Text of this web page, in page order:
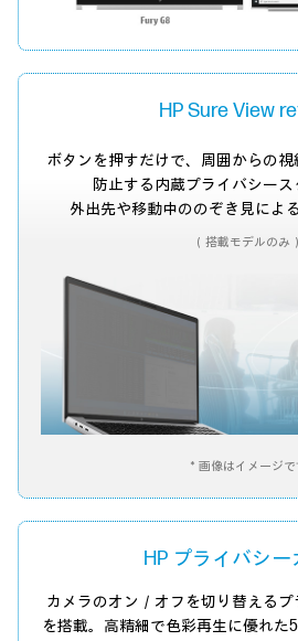
HP Sure View
ボタンを押すだけで、周囲からの
防止する内蔵プライバシース
外出先や移動中ののぞき見によ
（搭載モデルのみ）
＊画像はイメージで
HP プライバシー
カメラのオン／オフを切り替える
を搭載。 高精細で色彩再生に優れた